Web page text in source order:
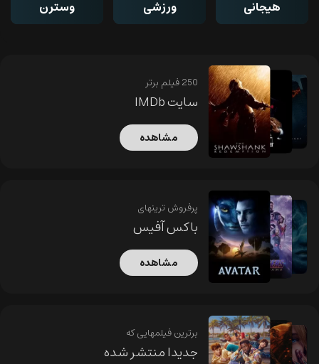
هیجانی ورزشی وسترن
250 فیلم برتر
سایت IMDb
مشاهده
پرفروش ترینهای
باکس آفیس
مشاهده
برترین فیلمهایی که
جدیدا منتشر شده